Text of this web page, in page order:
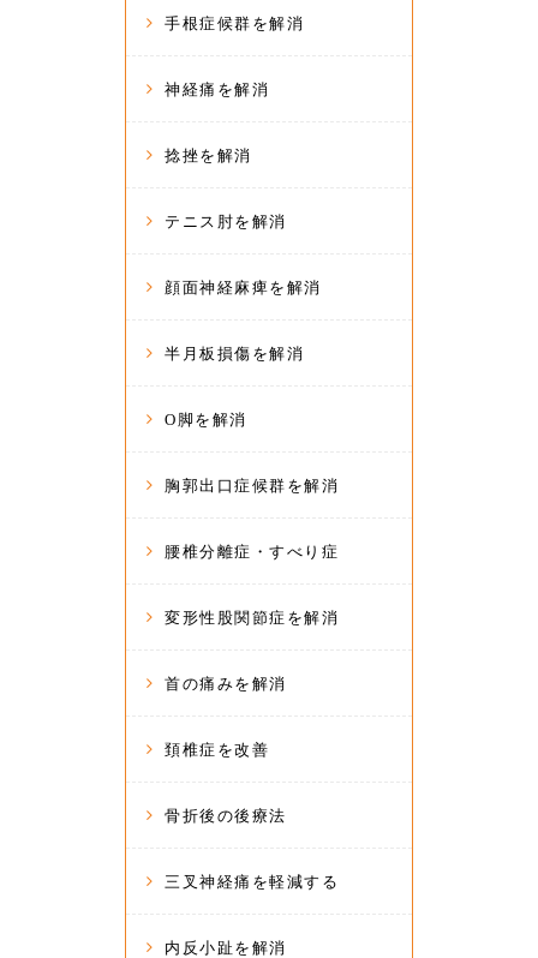
手根症候群を解消
神経痛を解消
捻挫を解消
テニス肘を解消
顔面神経麻痺を解消
半月板損傷を解消
O脚を解消
胸郭出口症候群を解消
腰椎分離症・すべり症
変形性股関節症を解消
首の痛みを解消
頚椎症を改善
骨折後の後療法
三叉神経痛を軽減する
内反小趾を解消